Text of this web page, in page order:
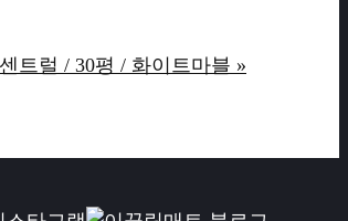
트럴 / 30평 / 화이트마블 »